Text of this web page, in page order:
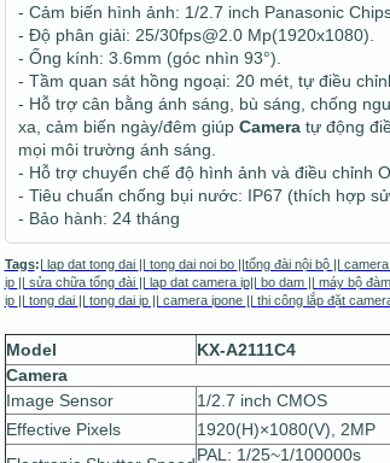
Thiết bị văn phòng
Thiết bị mạng - Wifi
Máy chủ
Máy bộ đàm
Máy chấm công
Máy chiếu và phụ kiện
Chuông báo giờ tự động
- Cảm biến hình ảnh: 1/2.7 inch Panasonic
- Độ phân giải: 25/30fps@2.0 Mp(1920x1080).
- Ống kính: 3.6mm (góc nhìn 93°).
- Tầm quan sát hồng ngoại: 20 mét, tự điều
- Hỗ trợ cân bằng ánh sáng, bù sáng, chống
xa, cảm biến ngày/đêm giúp Camera tự động
mọi môi trường ánh sáng.
- Hỗ trợ chuyển chế độ hình ảnh và điều chỉnh
- Tiêu chuẩn chống bụi nước: IP67 (thích hợp
- Bảo hành: 24 tháng
Tags:| lap dat tong dai || tong dai noi bo ||tổng đài nội bộ ||
ip || sửa chữa tổng đài || lap dat camera ip|| bo dam || máy bộ đàm
ip || tong dai || tong dai ip|| camera ipone || thi công lắp đặt
Model
KX-A2111C4
Camera
Image Sensor
1/2.7 inch CMOS
Effective Pixels
1920(H)×1080(V), 2MP
PAL: 1/25~1/100000s